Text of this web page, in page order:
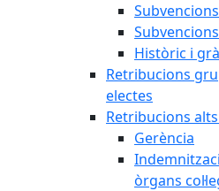
Històric i
Retribucions
electes
Retribucions
Gerència
òrgans